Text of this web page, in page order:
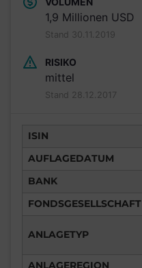
1,9 Millionen USD
Stand 30.11.2019
RISIKO
mittel
Stand 28.12.2017
ISIN
AUFLAGEDATUM
BANK
FONDSGESELLSCHAFT
ANLAGETYP
ANLAGEREGION